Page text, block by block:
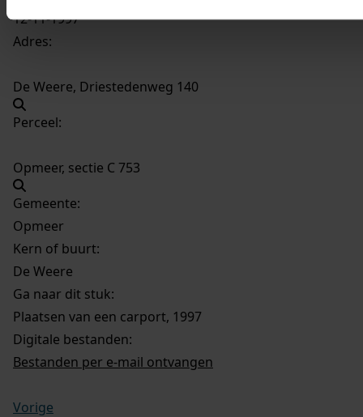
12-11-1997
Adres:
De Weere, Driestedenweg 140
Perceel:
Opmeer, sectie C 753
Gemeente:
Opmeer
Kern of buurt:
De Weere
Ga naar dit stuk:
Plaatsen van een carport, 1997
Digitale bestanden:
Bestanden per e-mail ontvangen
Vorige